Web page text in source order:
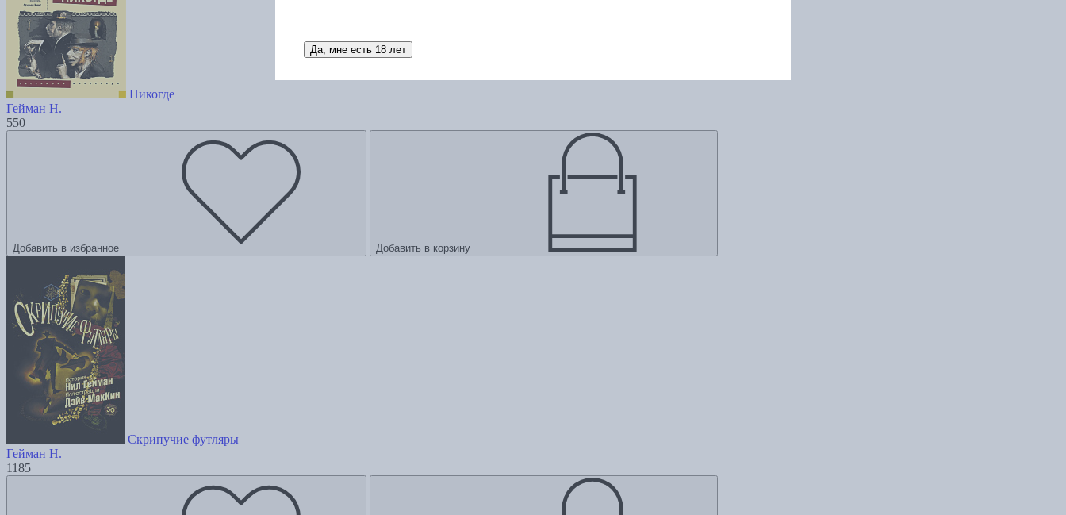
Никогде
Гейман Н.
550
Добавить в избранное Добавить в корзину
Скрипучие футляры
Гейман Н.
1185
Да, мне есть 18 лет